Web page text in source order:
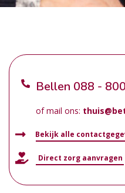
Bellen 088 -
of mail ons:
Bekijk alle
Direct zorg aanvragen